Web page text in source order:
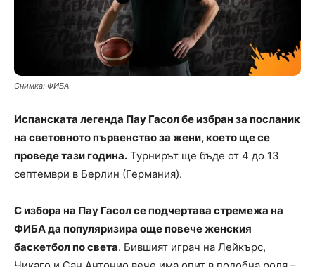
Снимка: ФИБА
Испанската легенда Пау Гасол бе избран за посланик
на световното първенство за жени, което ще се
проведе тази година. Турнирът ще бъде от 4 до 13
септември в Берлин (Германия).
С избора на Пау Гасол се подчертава стремежа на
ФИБА да популяризира още повече женския
баскетбол по света. Бившият играч на Лейкърс,